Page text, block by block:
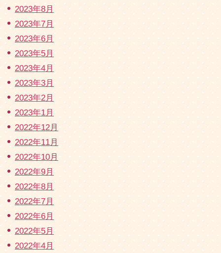
2023年8月
2023年7月
2023年6月
2023年5月
2023年4月
2023年3月
2023年2月
2023年1月
2022年12月
2022年11月
2022年10月
2022年9月
2022年8月
2022年7月
2022年6月
2022年5月
2022年4月